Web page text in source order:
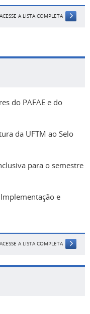
ACESSE A LISTA COMPLETA
do PAFAE e do
da UFTM ao Selo
para o semestre
e
ACESSE A LISTA COMPLETA